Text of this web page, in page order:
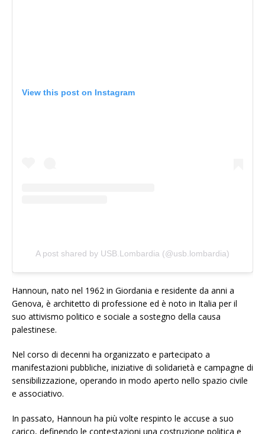
View this post on Instagram
A post shared by USB.Lombardia (@usb.lombardia)
Hannoun, nato nel 1962 in Giordania e residente da anni a
Genova, è architetto di professione ed è noto in Italia per il
suo attivismo politico e sociale a sostegno della causa
palestinese.
Nel corso di decenni ha organizzato e partecipato a
manifestazioni pubbliche, iniziative di solidarietà e campagne di
sensibilizzazione, operando in modo aperto nello spazio civile
e associativo.
In passato, Hannoun ha più volte respinto le accuse a suo
carico, definendo le contestazioni una costruzione politica e